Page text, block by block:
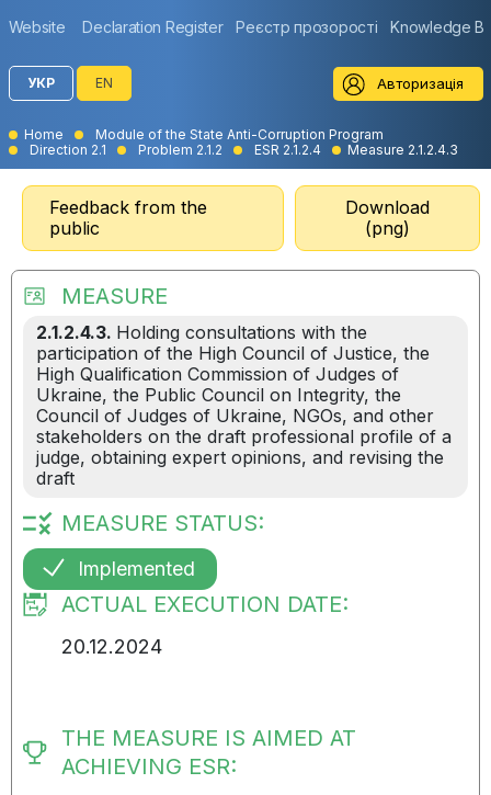
Website Declaration Register Реєстр прозорості Knowledge
УКР EN Авторизація
Home
Module of the State Anti-Corruption Program
Direction 2.1
Problem 2.1.2 ESR 2.1.2.4 Measure 2.1.2.4.3
Feedback from the
public
Download
(png)
MEASURE
2.1.2.4.3. Holding consultations with the
participation of the High Council of Justice, the
High Qualification Commission of Judges of
Ukraine, the Public Council on Integrity, the
Council of Judges of Ukraine, NGOs, and other
stakeholders on the draft professional profile of a
judge, obtaining expert opinions, and revising the
draft
MEASURE STATUS:
Implemented
ACTUAL EXECUTION DATE:
20.12.2024
THE MEASURE IS AIMED AT
ACHIEVING ESR: